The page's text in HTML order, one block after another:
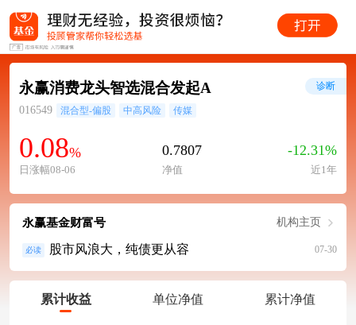
永赢消费龙头智选混合发起A
016549 混合型-偏股 中高风险 传媒
0.08%
日涨幅08-06
0.7807
净值
-12.31%
近1年
诊断
永赢基金财富号 机构主页
必读 股市风浪大，纯债更从容 07-30
累计收益 单位净值 累计净值